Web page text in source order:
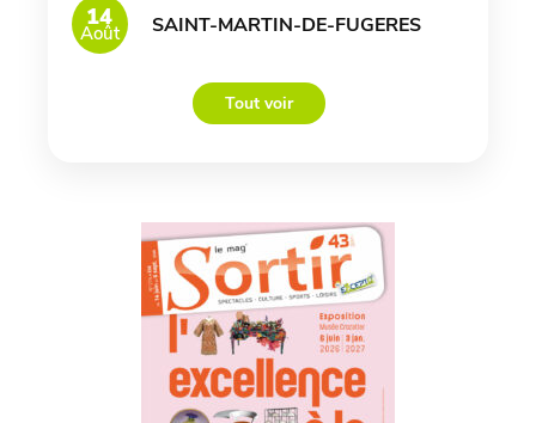
14
Août SAINT-MARTIN-DE-FUGERES
Tout voir